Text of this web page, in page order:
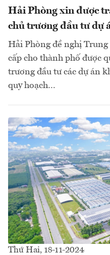
Hải Phòng xin được
chủ trương đầu tư dự
Hải Phòng đề nghị
cấp cho thành phố được
trương đầu tư các dự án
quy hoạch…
Thứ Hai, 18-11-2024